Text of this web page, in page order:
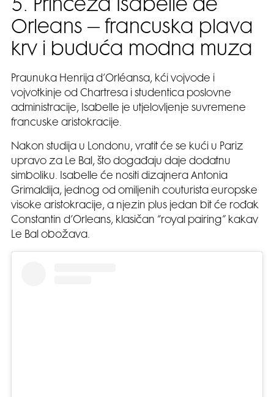
5. Princeza Isabelle de
Orleans – francuska plava
krv i buduća modna muza
Praunuka Henrija d’Orléansa, kći vojvode i
vojvotkinje od Chartresa i studentica poslovne
administracije, Isabelle je utjelovljenje suvremene
francuske aristokracije.
Nakon studija u Londonu, vratit će se kući u Pariz
upravo za Le Bal, što događaju daje dodatnu
simboliku. Isabelle će nositi dizajnera Antonia
Grimaldija, jednog od omiljenih couturista europske
visoke aristokracije, a njezin plus jedan bit će rođak
Constantin d’Orleans, klasičan “royal pairing” kakav
Le Bal obožava.